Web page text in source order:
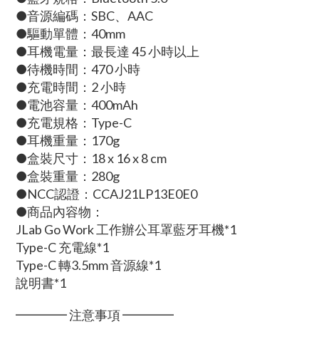
●音源編碼：SBC、AAC
●驅動單體：40mm
●耳機電量：最長達 45 小時以上
●待機時間：470 小時
●充電時間：2 小時
●電池容量：400mAh
●充電規格：Type-C
●耳機重量：170g
●盒裝尺寸：18 x 16 x 8 cm
●盒裝重量：280g
●NCC認證：CCAJ21LP13E0E0
●商品內容物：
JLab Go Work 工作辦公耳罩藍牙耳機*1
Type-C 充電線*1
Type-C 轉3.5mm 音源線*1
說明書*1
━━━━ 注意事項 ━━━━